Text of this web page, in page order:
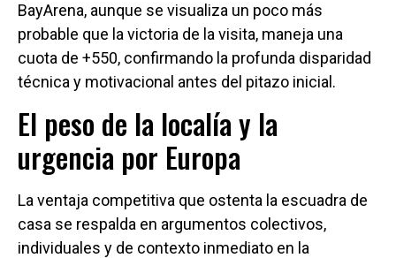
BayArena, aunque se visualiza un poco más
probable que la victoria de la visita, maneja una
cuota de +550, confirmando la profunda disparidad
técnica y motivacional antes del pitazo inicial.
El peso de la localía y la
urgencia por Europa
La ventaja competitiva que ostenta la escuadra de
casa se respalda en argumentos colectivos,
individuales y de contexto inmediato en la